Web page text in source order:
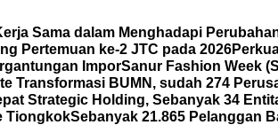
Sama dalam Menghadapi
Pertemuan ke-2 JTC pada 2026
ImporSanur Fashion Week
Transformasi BUMN, sudah 274
Strategic Holding, Sebanyak 34
TiongkokSebanyak 21.865 Pelanggan